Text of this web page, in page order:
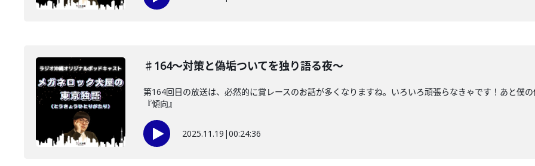
♯164〜対策と偽垢ついてを独り語る夜〜
第164回目の放送は、必然的に賞レースのお話が多くなりますね。いろいろ頑張らなきゃです！あと僕
『傾向』
2025.11.19 |00:24:36